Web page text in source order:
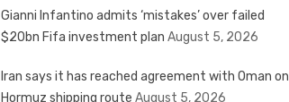
Gianni Infantino admits ‘mistakes’ over failed
$20bn Fifa investment plan August 5, 2026
Iran says it has reached agreement with Oman on
Hormuz shipping route August 5, 2026